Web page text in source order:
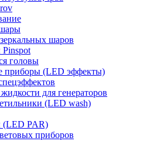
шаров
головы
приборы (LED эффекты)
для генераторов
(LED wash)
(LED PAR)
приборов